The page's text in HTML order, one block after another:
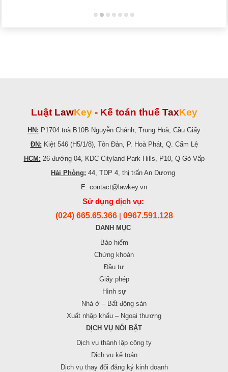
Luật LawKey - Kế toán thuế TaxKey
HN: P1704 toà B10B Nguyễn Chánh, Trung Hoà, Cầu Giấy
ĐN: Kiệt 546 (H5/1/8), Tôn Đản, P. Hoà Phát, Q. Cẩm Lệ
HCM: 26 đường 04, KDC Cityland Park Hills, P10, Q Gò Vấp
Hải Phòng: 44, TDP 4, thị trấn An Dương
E: contact@lawkey.vn
Sử dụng dịch vụ:
(024) 665.65.366 0967.591.128
DANH MỤC
Bảo hiểm
Chứng khoán
Đầu tư
Giấy phép
Hình sự
Nhà ở – Bất động sản
Xuất nhập khẩu – Ngoại thương
DỊCH VỤ NỔI BẬT
Dịch vụ thành lập công ty
Dịch vụ kế toán
Dịch vụ thay đổi đăng ký kinh doanh